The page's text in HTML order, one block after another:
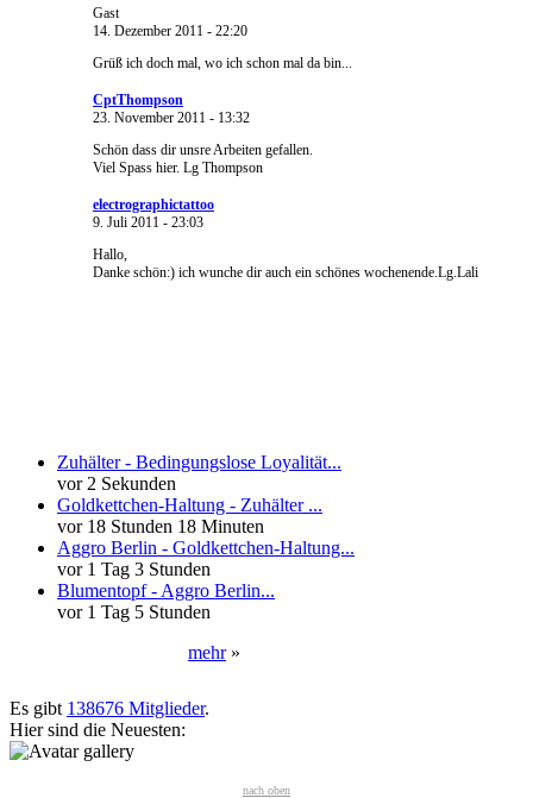
Gast
14. Dezember 2011 - 22:20
Grüß ich doch mal, wo ich schon mal da bin...
CptThompson
23. November 2011 - 13:32
Schön dass dir unsre Arbeiten gefallen.
Viel Spass hier. Lg Thompson
electrographictattoo
9. Juli 2011 - 23:03
Hallo,
Danke schön:) ich wunche dir auch ein schönes wochenende.Lg.Lali
Zuhälter - Bedingungslose Loyalität...
vor 2 Sekunden
Goldkettchen-Haltung - Zuhälter ...
vor 18 Stunden 18 Minuten
Aggro Berlin - Goldkettchen-Haltung...
vor 1 Tag 3 Stunden
Blumentopf - Aggro Berlin...
vor 1 Tag 5 Stunden
mehr»
Es gibt 138676 Mitglieder.
Hier sind die Neuesten:
nach oben